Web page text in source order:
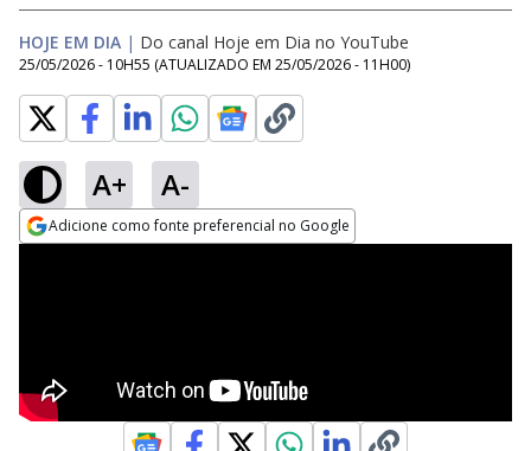
HOJE EM DIA | Do canal Hoje em Dia no YouTube
25/05/2026 - 10H55 (ATUALIZADO EM 25/05/2026 - 11H00)
A+ A-
Adicione como fonte preferencial no Google